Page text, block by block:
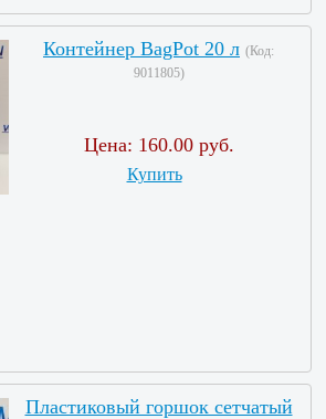
Контейнер BagPot 20 л (Код:
9011805)
Цена: 160.00 руб.
Купить
Пластиковый горшок сетчатый